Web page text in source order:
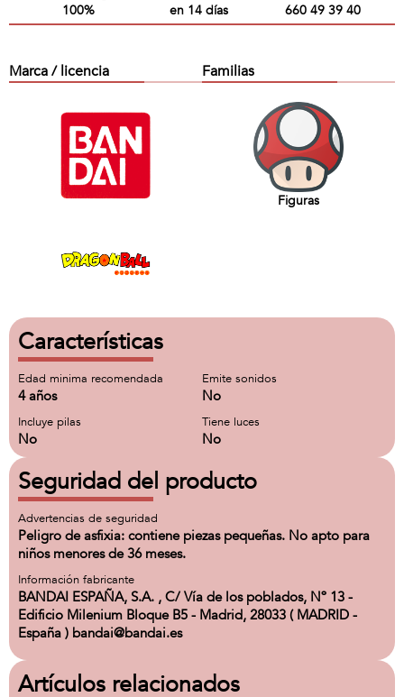
100%
en 14 días
660 49 39 40
Marca / licencia Familias
Figuras
Características
Edad minima recomendada
4 años
Emite sonidos
No
Incluye pilas
No
Tiene luces
No
Seguridad del producto
Advertencias de seguridad
Peligro de asfixia: contiene piezas pequeñas. No apto para
niños menores de 36 meses.
Información fabricante
BANDAI ESPAÑA, S.A. , C/ Vía de los poblados, Nº 13 -
Edificio Milenium Bloque B5 - Madrid, 28033 ( MADRID -
España ) bandai@bandai.es
Artículos relacionados